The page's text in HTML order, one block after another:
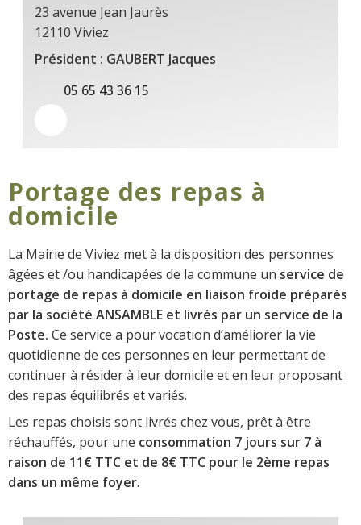
23 avenue Jean Jaurès
12110 Viviez
Président : GAUBERT Jacques
05 65 43 36 15
Portage des repas à
domicile
La Mairie de Viviez met à la disposition des personnes
âgées et /ou handicapées de la commune un service de
portage de repas à domicile en liaison froide préparés
par la société ANSAMBLE et livrés par un service de la
Poste. Ce service a pour vocation d’améliorer la vie
quotidienne de ces personnes en leur permettant de
continuer à résider à leur domicile et en leur proposant
des repas équilibrés et variés.
Les repas choisis sont livrés chez vous, prêt à être
réchauffés, pour une consommation 7 jours sur 7 à
raison de 11€ TTC et de 8€ TTC pour le 2ème repas
dans un même foyer.